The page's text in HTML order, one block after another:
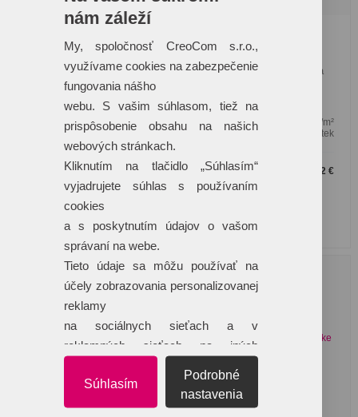
Priliehavý strih s bočnými
švami, úzky lem priekrčníka
180 g/m²
100 % bavlna
7 35 €
+7
Tričko pánske
Bez etikety - pripravené na
závode s
Gramáž:
160 g/m²
Materiál:
Certified by Intertek
115 533 ks 62 €
nám záleží
My, spoločnosť CreoCom s.r.o.,
využívame cookies na zabezpečenie
fungovania nášho
webu. S vašim súhlasom, tiež na
prispôsobenie obsahu na našich
webových stránkach.
Kliknutím na tlačidlo „Súhlasím“
vyjadrujete súhlas s používaním
cookies
a s poskytnutím údajov o vašom
správaní na webe.
Tieto údaje sa môžu používať na
účely zobrazovania personalizovanej
reklamy
na sociálnych sieťach a v
reklamných sieťach na iných
Súhlasím
Podrobné
nastavenia